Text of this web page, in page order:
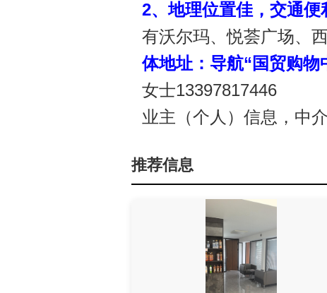
2、地理位置佳，交通便
有沃尔玛、悦荟广场、
体地址：导航“国贸购物
女士13397817446
业主（个人）信息，中
推荐信息